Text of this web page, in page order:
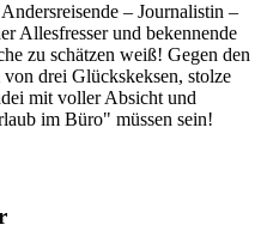
– Journalistin –
Allesfresser und bekennende
zu schätzen weiß! Gegen den
drei Glückskeksen, stolze
mit voller Absicht und
im Büro" müssen sein!